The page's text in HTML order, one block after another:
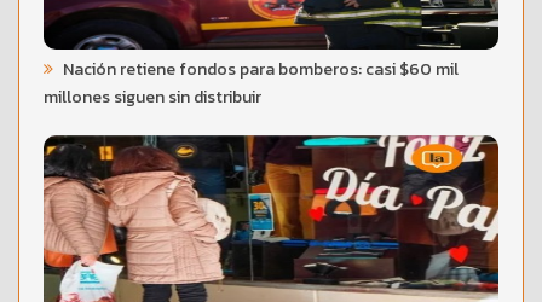
Nación retiene fondos para bomberos: casi $60 mil
millones siguen sin distribuir